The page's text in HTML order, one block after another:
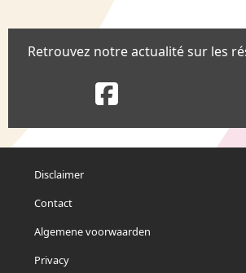
Retrouvez notre actualité sur les
Disclaimer
Contact
Algemene voorwaarden
Privacy